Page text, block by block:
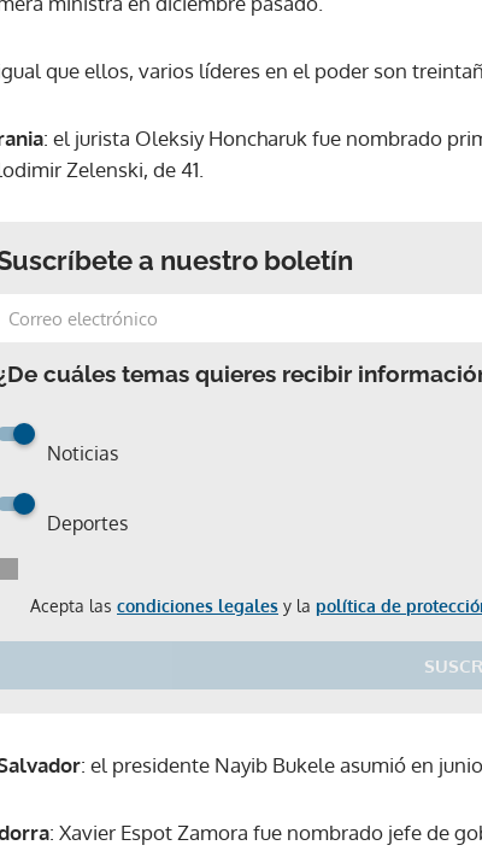
que ellos, varios líderes en el poder son
: el jurista Oleksiy Honcharuk fue nombrado
Zelenski, de 41.
a nuestro boletín
cuáles temas quieres recibir
Noticias
Deportes
Acepta las condiciones legales y la política de
: el presidente Nayib Bukele asumió en
: Xavier Espot Zamora fue nombrado jefe de